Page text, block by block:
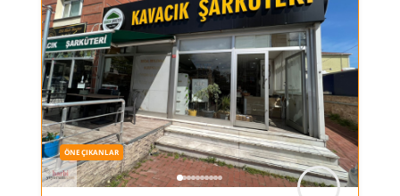
ÖNE ÇIKANLAR